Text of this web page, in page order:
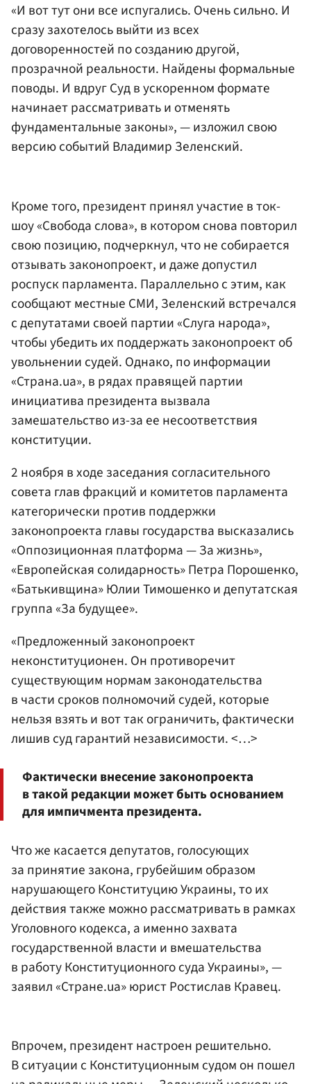
«И вот тут они все испугались. Очень сильно. И
сразу захотелось выйти из всех
договоренностей по созданию другой,
прозрачной реальности. Найдены формальные
поводы. И вдруг Суд в ускоренном формате
начинает рассматривать и отменять
фундаментальные законы», — изложил свою
версию событий Владимир Зеленский.
Кроме того, президент принял участие в ток-
шоу «Свобода слова», в котором снова повторил
свою позицию, подчеркнул, что не собирается
отзывать законопроект, и даже допустил
роспуск парламента. Параллельно с этим, как
сообщают местные СМИ, Зеленский встречался
с депутатами своей партии «Слуга народа»,
чтобы убедить их поддержать законопроект об
увольнении судей. Однако, по информации
«Страна.ua», в рядах правящей партии
инициатива президента вызвала
замешательство из-за ее несоответствия
конституции.
2 ноября в ходе заседания согласительного
совета глав фракций и комитетов парламента
категорически против поддержки
законопроекта главы государства высказались
«Оппозиционная платформа — За жизнь»,
«Европейская солидарность» Петра Порошенко,
«Батькивщина» Юлии Тимошенко и депутатская
группа «За будущее».
«Предложенный законопроект
неконституционен. Он противоречит
существующим нормам законодательства
в части сроков полномочий судей, которые
нельзя взять и вот так ограничить, фактически
лишив суд гарантий независимости. <…>
Фактически внесение законопроекта
в такой редакции может быть основанием
для импичмента президента.
Что же касается депутатов, голосующих
за принятие закона, грубейшим образом
нарушающего Конституцию Украины, то их
действия также можно рассматривать в рамках
Уголовного кодекса, а именно захвата
государственной власти и вмешательства
в работу Конституционного суда Украины», —
заявил «Стране.ua» юрист Ростислав Кравец.
Впрочем, президент настроен решительно.
В ситуации с Конституционным судом он пошел